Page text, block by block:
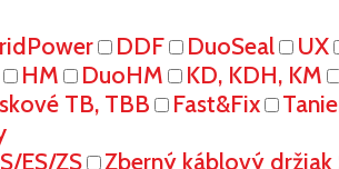
DDF DuoSeal UX
HM DuoHM KD, KDH, KM
TB, TBB Fast&Fix
ES/ZS
Zberný káblový držiak